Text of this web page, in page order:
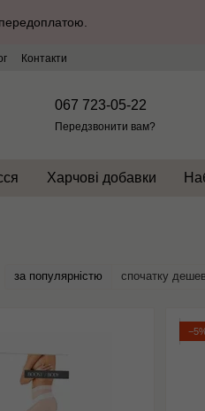
Контакти
067 723-05-22
Передзвонити вам?
Харчові добавки
за популярністю спочатку